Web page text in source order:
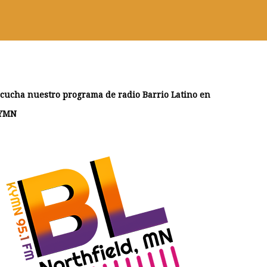
nuestro programa de radio Barrio Latino en